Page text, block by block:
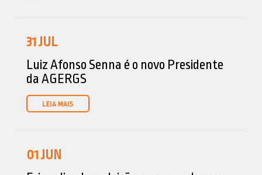
31JUL
Luiz Afonso Senna é o novo Presidente
da AGERGS
01JUN